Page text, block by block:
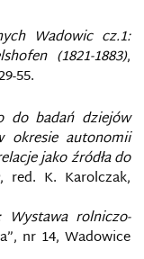
Wadowic cz.1:
(1821-1883),
55.
do badań dziejów
okresie autonomii
jako źródła do
, red. K. Karolczak,
rolniczo-
nr 14, Wadowice